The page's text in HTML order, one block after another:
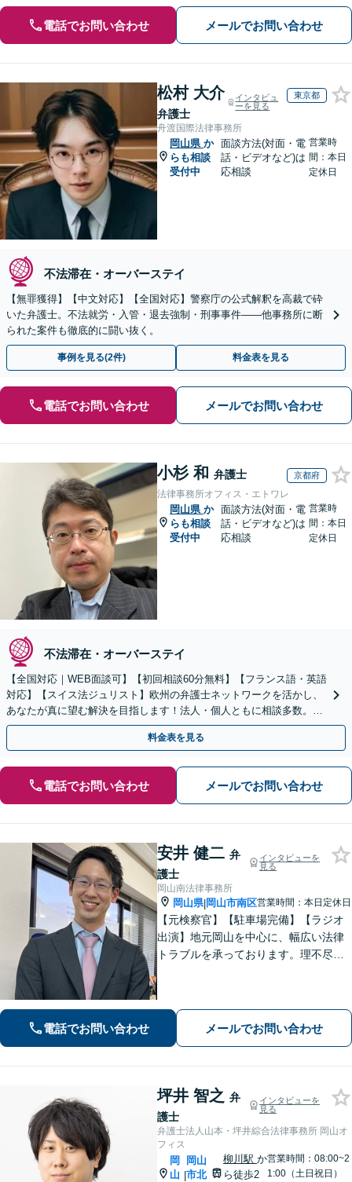
電話でお問い合わせ メールでお問い合わせ
松村 大介
弁護士
インタビュ
ーを見る
東京都
舟渡国際法律事務所
岡山県 か
らも相談
受付中
面談方法(対面・電
話・ビデオなど)は
応相談
営業時
間：本日
定休日
不法滞在・オーバーステイ
【無罪獲得】【中文対応】【全国対応】警察庁の公式解釈を高裁で砕
いた弁護士。不法就労・入管・退去強制・刑事事件——他事務所に断
られた案件も徹底的に闘い抜く。
事例を見る(2件) 料金表を見る
電話でお問い合わせ メールでお問い合わせ
小杉 和 弁護士 京都府
法律事務所オフィス・エトワレ
岡山県 か
らも相談
受付中
面談方法(対面・電
話・ビデオなど)は
応相談
営業時
間：本日
定休日
不法滞在・オーバーステイ
【全国対応｜WEB面談可】【初回相談60分無料】【フランス語・英語
対応】【スイス法ジュリスト】欧州の弁護士ネットワークを活かし、
あなたが真に望む解決を目指します！法人・個人ともに相談多数。細
やかな連絡と粘り強い交渉を徹底【休日・夜間相談可】
料金表を見る
電話でお問い合わせ メールでお問い合わせ
安井 健二 弁
護士
インタビューを
見る
岡山南法律事務所
岡山県|岡山市南区営業時間：本日定休日
【元検察官】【駐車場完備】【ラジオ
出演】地元岡山を中心に、幅広い法律
トラブルを承っております。理不尽な
にご相談ください【WEB面談｜夜間面
談可】
電話でお問い合わせ メールでお問い合わせ
坪井 智之 弁
護士
インタビューを
見る
弁護士法人山本・坪井綜合法律事務所 岡山オ
フィス
岡
山 |
岡山
市北
柳川駅か
ら徒歩2
営業時間：08:00~2
1:00（土日祝日）